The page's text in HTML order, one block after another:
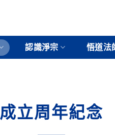
認識淨宗 悟道法
成立周年紀念